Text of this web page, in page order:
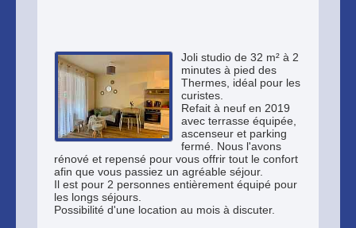
Joli studio de 32 m² à 2
minutes à pied des
Thermes, idéal pour les
curistes.
Refait à neuf en 2019
avec terrasse équipée,
ascenseur et parking
fermé. Nous l'avons
rénové et repensé pour vous offrir tout le confort
afin que vous passiez un agréable séjour.
Il est pour 2 personnes entièrement équipé pour
les longs séjours.
Possibilité d'une location au mois à discuter.